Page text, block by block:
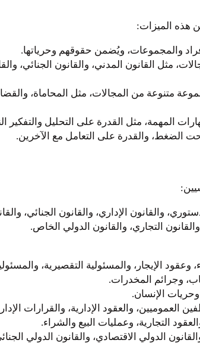
والمجموعات، ويُضمن حقوقهم وحرياتها.
القانون المدني، والقانون الجنائي،
من المجالات، مثل المحاماة، والقضاء،
مثل القدرة على التحليل والتفكير
تحت الضغط، والقدرة على التعامل مع الآخرين.
والقانون الإداري، والقانون الجنائي،
التجاري، والقانون الدولي الخاص.
الإيجار، والمسئولية التقصيرية،
وجرائم المخدرات.
الإنسان.
العموميين، والعقود الإدارية، والقرارات
التجارية، وعمليات البيع والشراء.
الدولي الاقتصادي، والقانون الدولي